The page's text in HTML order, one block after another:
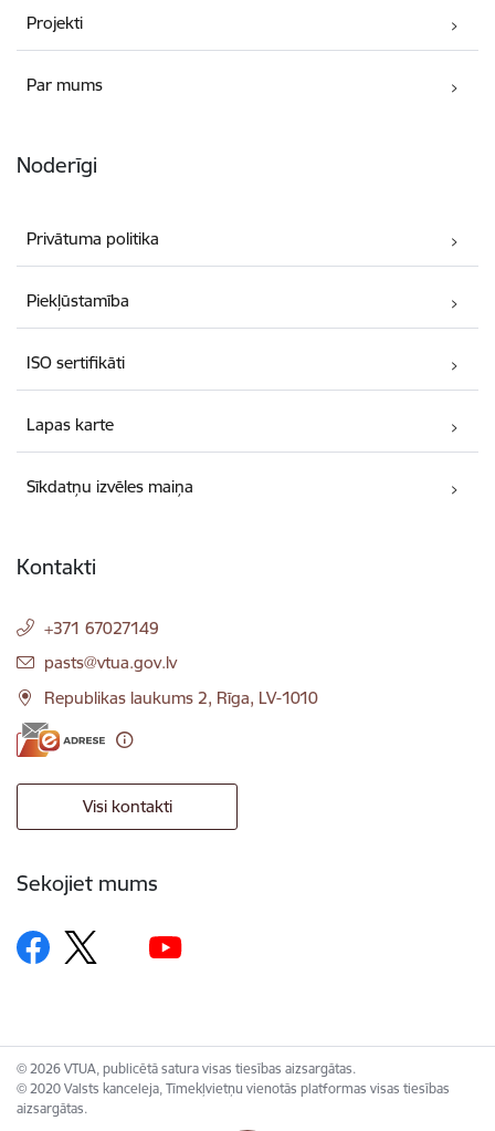
Projekti
Par mums
Noderīgi
Privātuma politika
Piekļūstamība
ISO sertifikāti
Lapas karte
Sīkdatņu izvēles maiņa
Kontakti
+371 67027149
E-pasts:
pasts@vtua.gov.lv
Republikas laukums 2, Rīga, LV-1010
Visi kontakti
Sekojiet mums
© 2026 VTUA, publicētā satura visas tiesības aizsargātas.
© 2020 Valsts kanceleja, Tīmekļvietņu vienotās platformas visas tiesības
aizsargātas.